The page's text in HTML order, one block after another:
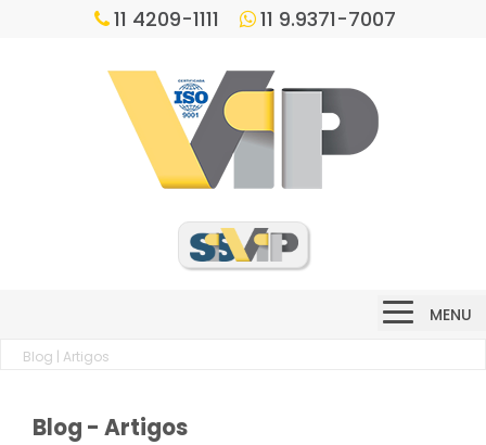
11 4209-1111 11 9.9371-7007
MENU
Blog | Artigos
Blog - Artigos